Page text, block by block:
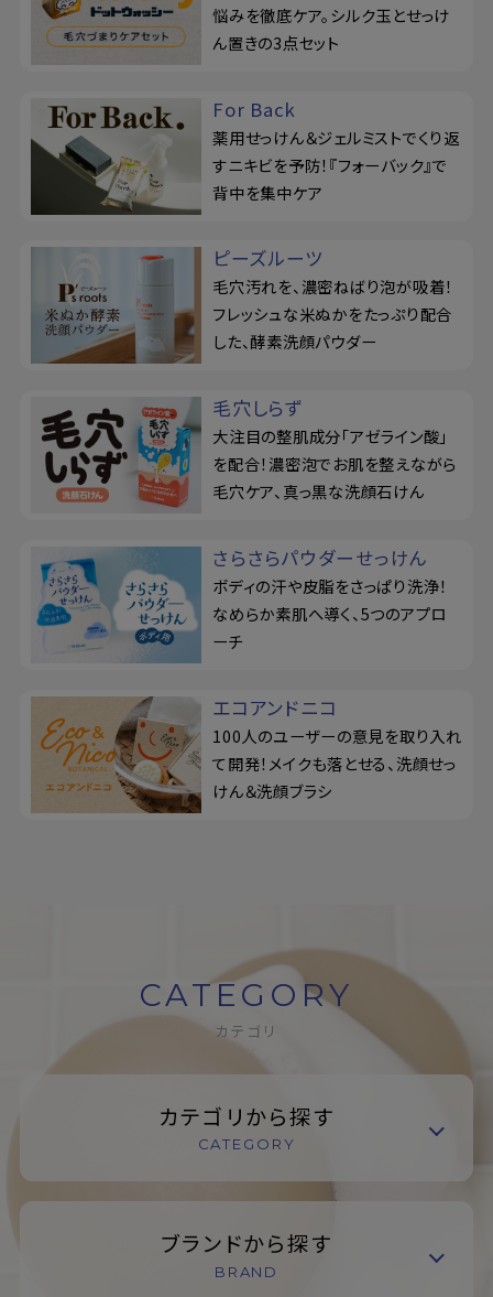
悩みを徹底ケア。シルク玉とせっけ
ん置きの3点セット
For Back
薬用せっけん＆ジェルミストでくり返
すニキビを予防！『フォーバック』で
背中を集中ケア
ピーズルーツ
毛穴汚れを、濃密ねばり泡が吸着！
フレッシュな米ぬかをたっぷり配合
した、酵素洗顔パウダー
毛穴しらず
大注目の整肌成分「アゼライン酸」
を配合！濃密泡でお肌を整えながら
毛穴ケア、真っ黒な洗顔石けん
さらさらパウダーせっけん
ボディの汗や皮脂をさっぱり洗浄！
なめらか素肌へ導く、5つのアプロ
ーチ
エコアンドニコ
100人のユーザーの意見を取り入れ
て開発！メイクも落とせる、洗顔せっ
けん＆洗顔ブラシ
CATEGORY
カテゴリ
カテゴリから探す
CATEGORY
ブランドから探す
BRAND